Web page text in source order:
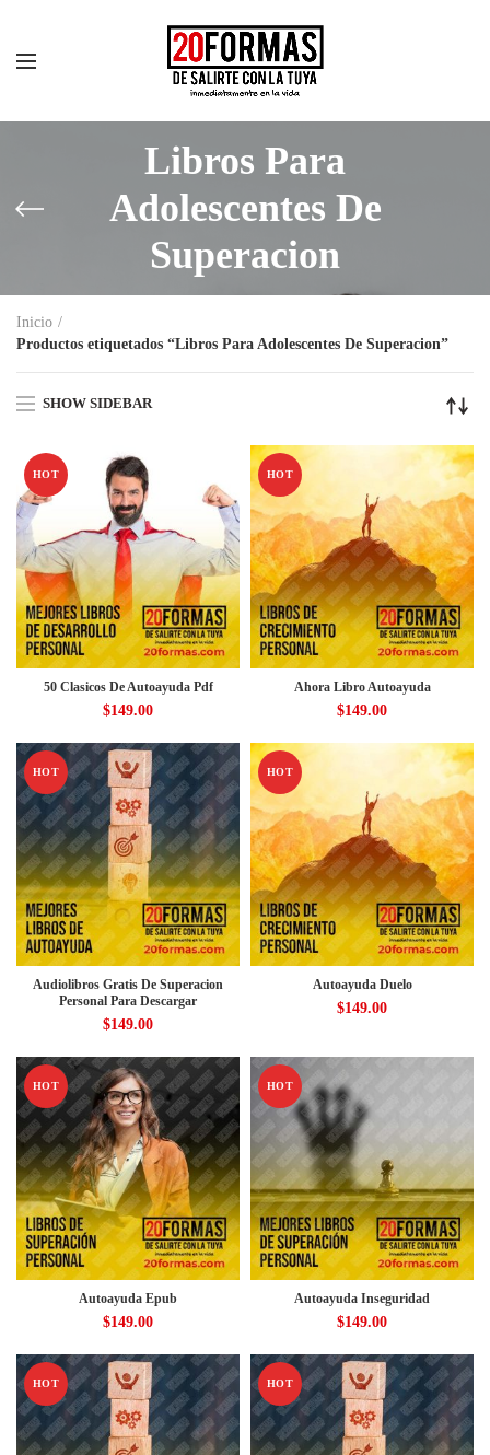
Libros Para
Adolescentes De
Superacion
Inicio
Productos etiquetados “Libros Para Adolescentes De Superacion”
SHOW SIDEBAR
HOT
50 Clasicos De Autoayuda Pdf
$149.00
HOT
Ahora Libro Autoayuda
$149.00
HOT
Audiolibros Gratis De Superacion
Personal Para Descargar
$149.00
HOT
Autoayuda Duelo
$149.00
HOT
Autoayuda Epub
$149.00
HOT
Autoayuda Inseguridad
$149.00
HOT HOT